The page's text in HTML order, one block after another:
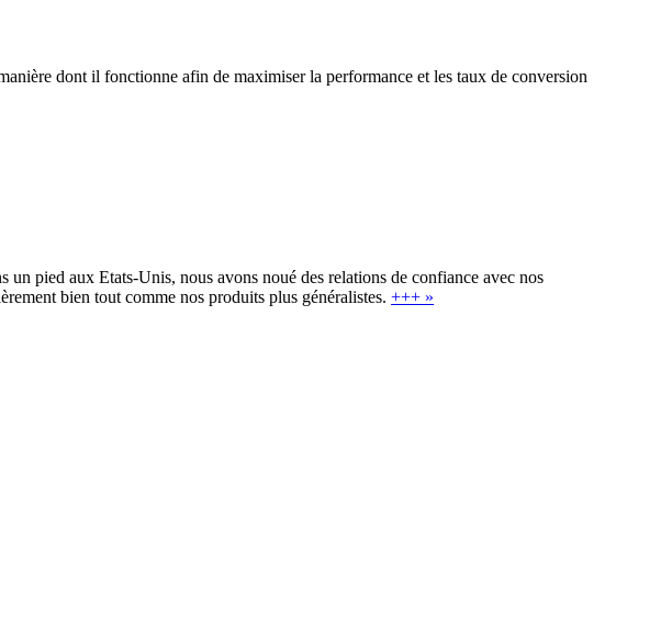
dont il fonctionne afin de maximiser la performance et les taux de conversion
un pied aux Etats-Unis, nous avons noué des relations de confiance avec nos
bien tout comme nos produits plus généralistes.+++ »